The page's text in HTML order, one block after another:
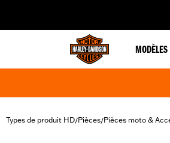
MODÈLES
Types de produit HD/Pièces/Pièces moto &